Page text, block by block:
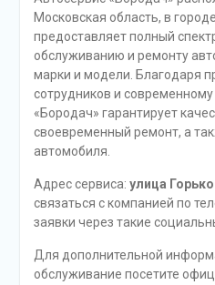
Московская область, в
предоставляет полный
обслуживанию и ремонту
марки и модели. Благодаря
сотрудников и
«Бородач» гарантирует
своевременный ремонт, а
автомобиля.
Адрес сервиса: улица
связаться с компанией по
заявки через такие
Для дополнительной
обслуживание посетите